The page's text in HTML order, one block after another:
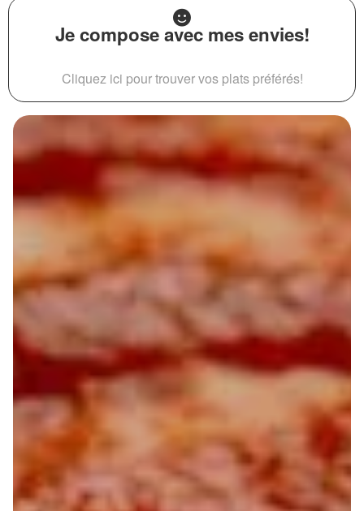
Je compose avec mes envies!
Cliquez ici pour trouver vos plats préférés!